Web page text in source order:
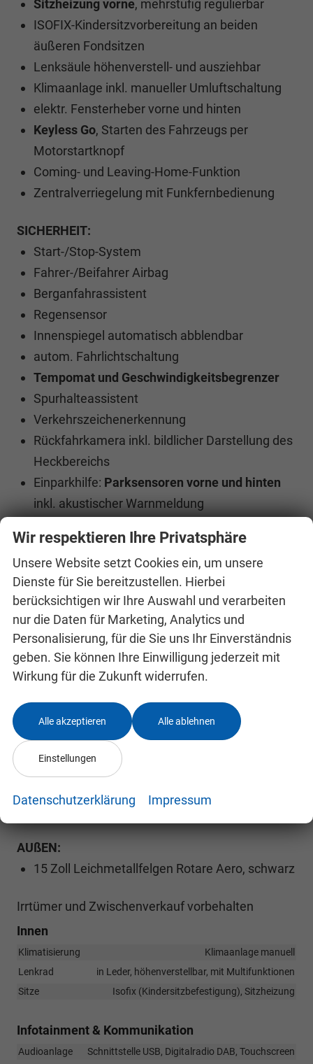
Sitzheizung vorne, mehrstufig regulierbar
ISOFIX-Kindersitzvorbereitung an beiden
äußeren Fondsitzen
Lenksäule höhenverstell- und ausziehbar
Klimaanlage inkl. manueller Umluftschaltung
elektr. Fensterheber vorne und hinten
Keyless Go, Starten des Fahrzeugs per
Motorstartknopf
Coming- und Leaving-Home-Funktion
Zentralverriegelung mit Funkfernbedienung
SICHERHEIT:
Start-/Stop-System
Fahrer-/Beifahrer Airbag
Berganfahrassistent
Regensensor
Innenspiegel automatisch abblendbar
autom. Fahrlichtschaltung
Tempomat und Geschwindigkeitsbegrenzer
Spurhalteassistent
Verkehrszeichenerkennung
Rückfahrkamera inkl. bildlicher Darstellung des
Heckbereichs
Einparkhilfe: Parksensoren vorne und hinten
inkl. akustischer Warnmeldung
MULTIMEDIA UND KOMMUNIKATION:
Bordcomputer
Virtual Cockpit, volldigitales Kombiinstrument
Touchscreen 8,2""
Digitaler Radioempfang, DAB+
USB Anschluss
EXTRAS:
Metallic-Lackierung
LED-Scheinwerfer
LED-Tagfahrlicht
Nebelscheinwerfer
24 Monate Hersteller nach Erstzulassung
AUßEN:
15 Zoll Leichmetallfelgen Rotare Aero, schwarz
Irrtümer und Zwischenverkauf vorbehalten
Innen
Klimatisierung
Klimaanlage manuell
Lenkrad
in Leder, höhenverstellbar, mit Multifunktionen
Sitze
Isofix (Kindersitzbefestigung), Sitzheizung
Infotainment & Kommunikation
Audioanlage
Schnittstelle USB, Digitalradio DAB, Touchscreen
Wir respektieren Ihre Privatsphäre
Unsere Website setzt Cookies ein, um unsere
Dienste für Sie bereitzustellen. Hierbei
berücksichtigen wir Ihre Auswahl und verarbeiten
nur die Daten für Marketing, Analytics und
Personalisierung, für die Sie uns Ihr Einverständnis
geben. Sie können Ihre Einwilligung jederzeit mit
Wirkung für die Zukunft widerrufen.
Alle akzeptieren Alle ablehnen
Einstellungen
Datenschutzerklärung Impressum